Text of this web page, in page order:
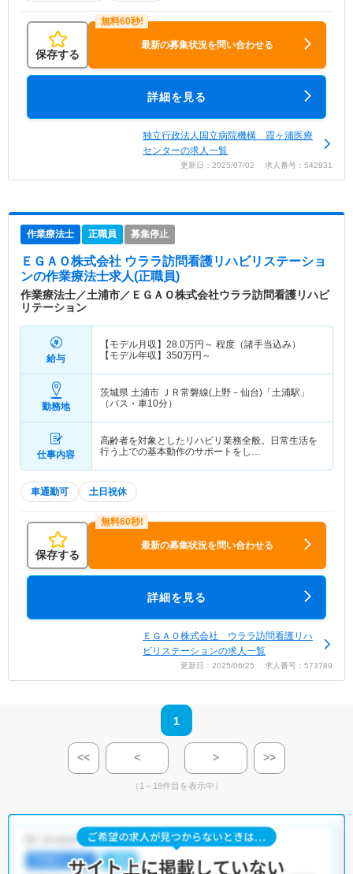
保存する
最新の募集状況を問い合わせる
詳細を見る
独立行政法人国立病院機構 霞ヶ浦医療
センターの求人一覧
更新日：2025/07/02 求人番号：542931
作業療法士 正職員 募集停止
ＥＧＡＯ株式会社 ウララ訪問看護リハビリステーショ
ンの作業療法士求人(正職員)
作業療法士／土浦市／ＥＧＡＯ株式会社ウララ訪問看護リハビ
リテーション
給与
【モデル月収】 28.0万円～ 程度（諸手当込み）
【モデル年収】 350万円～
勤務地
茨城県 土浦市 ＪＲ常磐線(上野－仙台)「土浦駅」
（バス・車10分）
仕事内容
高齢者を対象としたリハビリ業務全般。日常生活を
行う上での基本動作のサポートをし…
車通勤可 土日祝休
保存する
最新の募集状況を問い合わせる
詳細を見る
ＥＧＡＯ株式会社 ウララ訪問看護リハ
ビリステーションの求人一覧
更新日：2025/06/25 求人番号：573789
1
<< < > >>
（1～18件目を表示中）